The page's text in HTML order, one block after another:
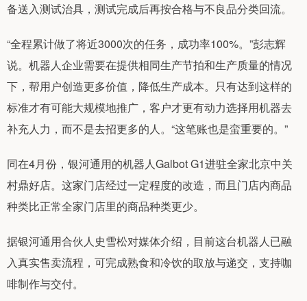
备送入测试治具，测试完成后再按合格与不良品分类回流。
“全程累计做了将近3000次的任务，成功率100%。”彭志辉
说。机器人企业需要在提供相同生产节拍和生产质量的情况
下，帮用户创造更多价值，降低生产成本。只有达到这样的
标准才有可能大规模地推广，客户才更有动力选择用机器去
补充人力，而不是去招更多的人。“这笔账也是蛮重要的。”
同在4月份，银河通用的机器人Galbot G1进驻全家北京中关
村鼎好店。这家门店经过一定程度的改造，而且门店内商品
种类比正常全家门店里的商品种类更少。
据银河通用合伙人史雪松对媒体介绍，目前这台机器人已融
入真实售卖流程，可完成熟食和冷饮的取放与递交，支持咖
啡制作与交付。